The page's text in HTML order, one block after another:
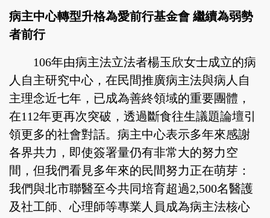
病主中心轉型升格為愛前行基金會 繼續為弱勢
者前行
106年由病主法立法者楊玉欣女士成立的病
人自主研究中心，在民間推廣病主法與病人自
主理念近七年，已成為善終領域的重要團體，
在112年更再次突破，透過斷食往生議題論壇引
領更多的社會對話。病主中心表示多年來感謝
各界共力，即使簽署量仍有非常大的努力空
間，但我們看見多年來的民間努力正在萌芽：
我們與北市聯醫至今共同培育超過2,500名醫護
及社工師、心理師等專業人員成為病主法核心